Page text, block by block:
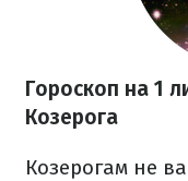
Гороскоп на 1
Козерога
Козерогам не